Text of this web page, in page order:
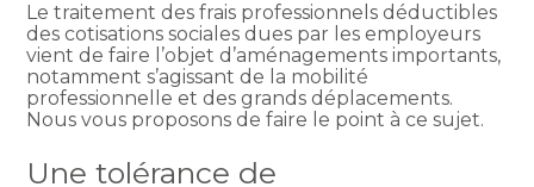
Le traitement des frais professionnels déductibles
des cotisations sociales dues par les employeurs
vient de faire l’objet d’aménagements importants,
notamment s’agissant de la mobilité
professionnelle et des grands déplacements.
Nous vous proposons de faire le point à ce sujet.
Une tolérance de